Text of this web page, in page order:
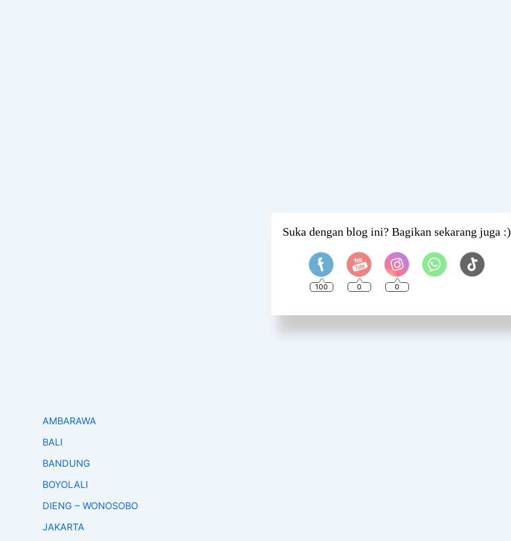
AMBARAWA
BALI
BANDUNG
BOYOLALI
DIENG – WONOSOBO
JAKARTA
Suka dengan blog ini? Bagikan sekarang juga :)
100 0
Set Youtube Channel ID
0